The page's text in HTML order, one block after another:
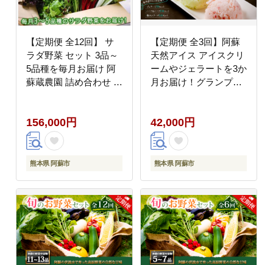
【定期便 全12回】 サ
ラダ野菜 セット 3品～
5品種を毎月お届け 阿
蘇蔵農園 詰め合わせ や
たて 朝採れ みずみずし
い 甘い 美味しい 人気
安心 安全 おすすめ お
中元 御歳暮 熊本県 阿
156,000円
熊本県 阿蘇市
【定期便 全3回】阿蘇
天然アイス アイスクリ
ームやジェラートを3か
月お届け！グランプリ
だわり 人気 涼しい 冷
たい 冷凍 さっぱり 美
味しい 贅沢 果物 フル
ーツ おやつ 夏 お中元
42,000円
熊本県 阿蘇市